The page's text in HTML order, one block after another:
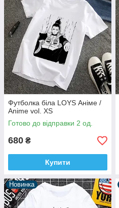
Футболка біла LOYS Аніме /
Anime vol. XS
Готово до відправки 2 од.
680 ₴
Купити
Новинка